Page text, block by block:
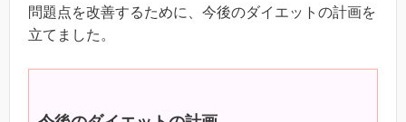
問題点を改善するために、今後のダイエットの計画を
立てました。